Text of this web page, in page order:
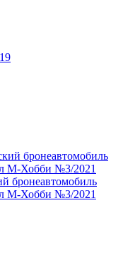
бронеавтомобиль
М-Хобби №3/2021